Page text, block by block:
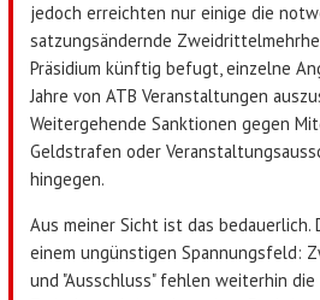
jedoch erreichten nur einige die
satzungsändernde
Präsidium künftig befugt, einzelne
Jahre von ATB Veranstaltungen
Weitergehende Sanktionen gegen
Geldstrafen oder
hingegen.
Aus meiner Sicht ist das bedauerlich.
einem ungünstigen Spannungsfeld:
und "Ausschluss" fehlen weiterhin